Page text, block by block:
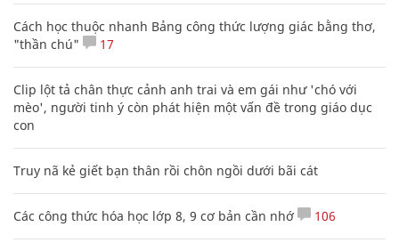
Cách học thuộc nhanh Bảng công thức lượng giác bằng thơ,
"thần chú"
17
Clip lột tả chân thực cảnh anh trai và em gái như 'chó với
mèo', người tinh ý còn phát hiện một vấn đề trong giáo dục
con
Truy nã kẻ giết bạn thân rồi chôn ngồi dưới bãi cát
Các công thức hóa học lớp 8, 9 cơ bản cần nhớ 106